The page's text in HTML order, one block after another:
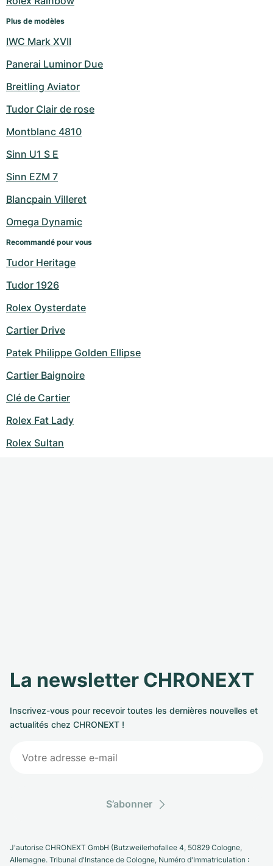
Plus de modèles
IWC Mark XVII
Panerai Luminor Due
Breitling Aviator
Tudor Clair de rose
Montblanc 4810
Sinn U1 S E
Sinn EZM 7
Blancpain Villeret
Omega Dynamic
Recommandé pour vous
Tudor Heritage
Tudor 1926
Rolex Oysterdate
Cartier Drive
Patek Philippe Golden Ellipse
Cartier Baignoire
Clé de Cartier
Rolex Fat Lady
Rolex Sultan
La newsletter CHRONEXT
Inscrivez-vous pour recevoir toutes les dernières nouvelles et
actualités chez CHRONEXT !
S’abonner
J'autorise CHRONEXT GmbH (Butzweilerhofallee 4, 50829 Cologne,
Allemagne. Tribunal d'Instance de Cologne, Numéro d'Immatriculation :